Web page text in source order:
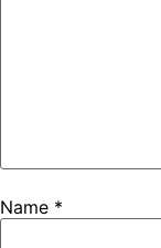
Name *